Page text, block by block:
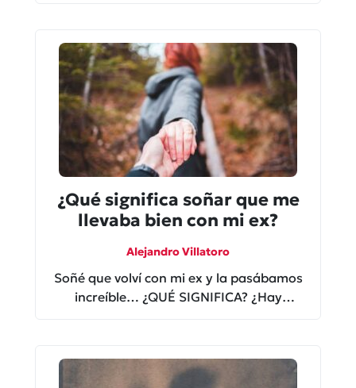
¿Qué significa soñar que me
llevaba bien con mi ex?
Alejandro Villatoro
Soñé que volví con mi ex y la pasábamos
increíble… ¿QUÉ SIGNIFICA? ¿Hay